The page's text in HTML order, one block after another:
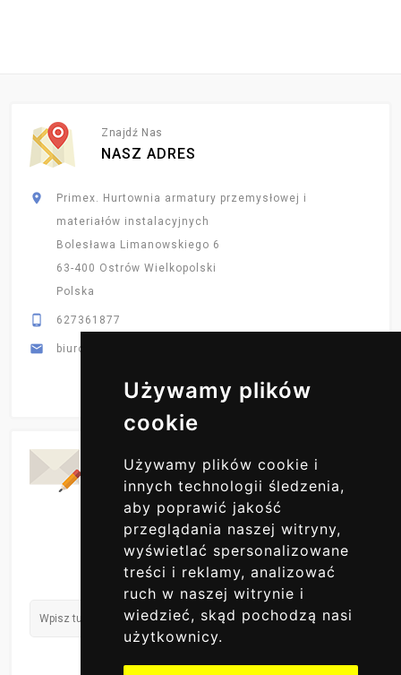
Używamy plików
cookie
Używamy plików cookie i
innych technologii śledzenia,
aby poprawić jakość
przeglądania naszej witryny,
wyświetlać spersonalizowane
treści i reklamy, analizować
ruch w naszej witrynie i
wiedzieć, skąd pochodzą nasi
użytkownicy.
Znajdź Nas
NASZ ADRES

Primex. Hurtownia armatury przemysłowej i
materiałów instalacyjnych
Bolesława Limanowskiego 6
63-400 Ostrów Wielkopolski
Polska
 627361877
 biuro@primex-hurt.pl
Codzienne Aktualizacje
ZAPISZ SIĘ DO NAS